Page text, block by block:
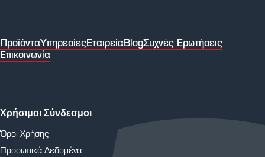
ΠροϊόνταΥπηρεσίεςΕταιρείαBlogΣυχνές Ερωτήσεις
Επικοινωνία
Χρήσιμοι Σύνδεσμοι
Όροι Χρήσης
Προσωπικά Δεδομένα